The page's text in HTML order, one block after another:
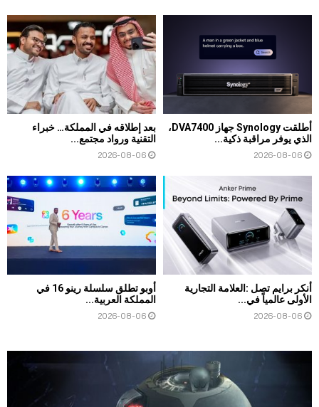
أطلقت Synology جهاز DVA7400،
الذي يوفر مراقبة ذكية...
2026-08-06
بعد إطلاقه في المملكة… خبراء
التقنية ورواد مجتمع...
2026-08-06
أنكر برايم تصل :العلامة التجارية
الأولى عالمياً في...
2026-08-06
أوبو تطلق سلسلة رينو 16 في
المملكة العربية...
2026-08-06